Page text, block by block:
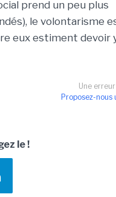
prend un peu plus
le volontarisme
eux estiment devoir
Une
Proposez-
le !